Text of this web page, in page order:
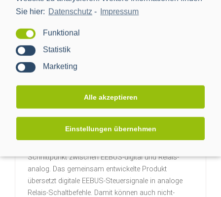
Sie hier: Datenschutz - Impressum
Funktional
Statistik
Marketing
Alle akzeptieren
Einstellungen übernehmen
Projektabschluss CACTUS: Mehr
Transparenz für das Niederspannungsnetz
mit dem EEBUS-Relais-Converter (ERC) die Lösung
Schnittpunkt zwischen EEBUS-digital und Relais-
analog. Das gemeinsam entwickelte Produkt
übersetzt digitale EEBUS-Steuersignale in analoge
Relais-Schaltbefehle. Damit können auch nicht-